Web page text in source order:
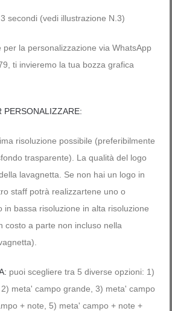
secondi (vedi illustrazione N.3)
per la personalizzazione via WhatsApp
ti invieremo la tua bozza grafica
PERSONALIZZARE:
risoluzione possibile (preferibilmente
trasparente). La qualità del logo
lavagnetta. Se non hai un logo in
staff potrà realizzartene uno o
in bassa risoluzione in alta risoluzione
costo a parte non incluso nella
puoi scegliere tra 5 diverse opzioni: 1)
meta' campo grande, 3) meta' campo
+ note, 5) meta' campo + note +